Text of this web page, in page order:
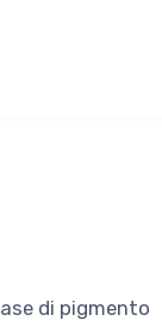
di pigmento